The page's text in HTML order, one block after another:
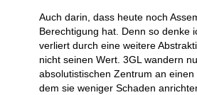
Auch darin, dass heute noch
Berechtigung hat. Denn so denke
verliert durch eine weitere
nicht seinen Wert. 3GL wandern
absolutistischen Zentrum an
dem sie weniger Schaden